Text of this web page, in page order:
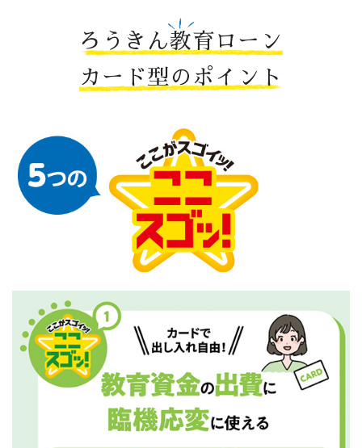
ろうきん教育ローン
カード型のポイント